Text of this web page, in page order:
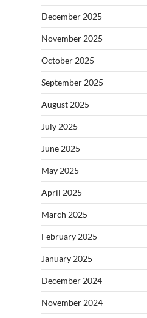
December 2025
November 2025
October 2025
September 2025
August 2025
July 2025
June 2025
May 2025
April 2025
March 2025
February 2025
January 2025
December 2024
November 2024